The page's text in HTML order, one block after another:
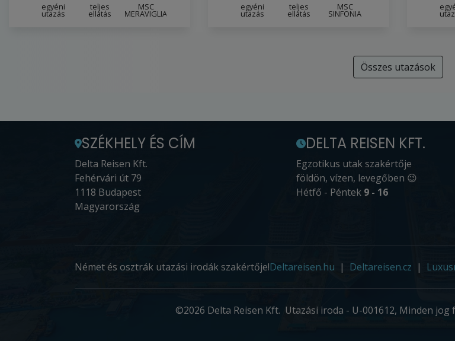
egyéni
utazás
teljes
ellátás
MSC
MERAVIGLIA
egyéni
utazás
teljes
ellátás
MSC
SINFONIA
Összes utazások
SZÉKHELY ÉS CÍM
Delta Reisen Kft.
Fehérvári út 79
1118 Budapest
Magyarország
DELTA REISEN KFT.
Egzotikus utak szakértője
földön, vízen, levegőben 😉
Hétfő - Péntek 9 - 16
Német és osztrák utazási irodák szakértője!Deltareisen.hu Deltareisen.cz
©2026 Delta Reisen Kft. Utazási iroda - U-001612, Minden jog